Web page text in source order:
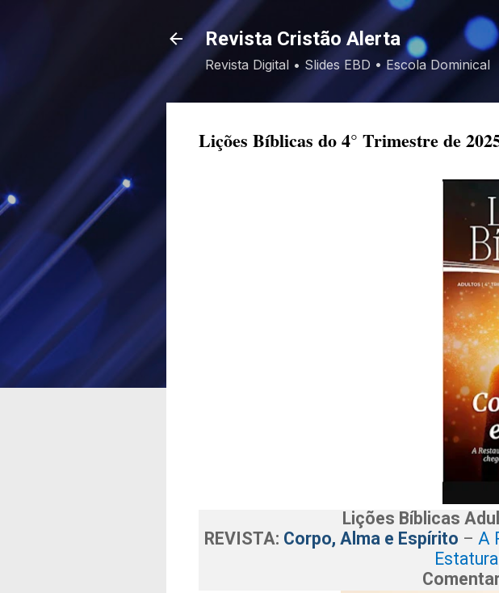
Pular
Revista Cristão Alerta
Revista Digital • Slides EBD • Escola Dominical
Lições Bíblicas do 4° Trimestre de
Lições Bíblicas
REVISTA: Corpo, Alma e Espírito – A